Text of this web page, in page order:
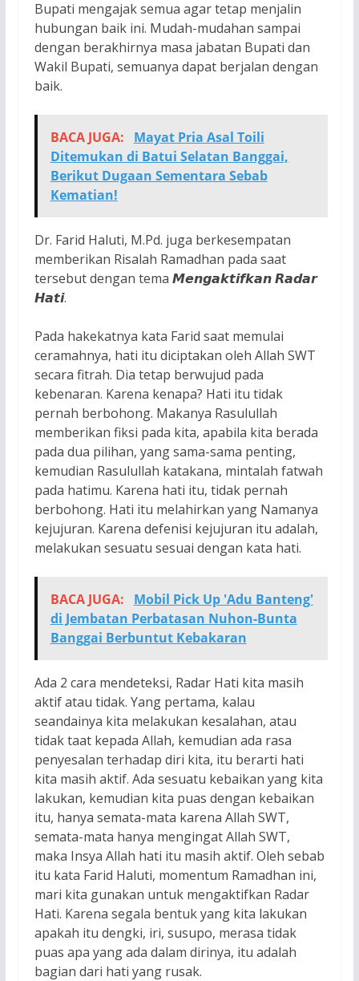
Bupati mengajak semua agar tetap menjalin
hubungan baik ini. Mudah-mudahan sampai
dengan berakhirnya masa jabatan Bupati dan
Wakil Bupati, semuanya dapat berjalan dengan
baik.
BACA JUGA:
Mayat Pria Asal Toili
Ditemukan di Batui Selatan Banggai,
Berikut Dugaan Sementara Sebab
Kematian!
Dr. Farid Haluti, M.Pd. juga berkesempatan
memberikan Risalah Ramadhan pada saat
tersebut dengan tema 𝙈𝙚𝙣𝙜𝙖𝙠𝙩𝙞𝙛𝙠𝙖𝙣 𝙍𝙖𝙙𝙖𝙧
𝙃𝙖𝙩𝙞.
Pada hakekatnya kata Farid saat memulai
ceramahnya, hati itu diciptakan oleh Allah SWT
secara fitrah. Dia tetap berwujud pada
kebenaran. Karena kenapa? Hati itu tidak
pernah berbohong. Makanya Rasulullah
memberikan fiksi pada kita, apabila kita berada
pada dua pilihan, yang sama-sama penting,
kemudian Rasulullah katakana, mintalah fatwah
pada hatimu. Karena hati itu, tidak pernah
berbohong. Hati itu melahirkan yang Namanya
kejujuran. Karena defenisi kejujuran itu adalah,
melakukan sesuatu sesuai dengan kata hati.
BACA JUGA:
Mobil Pick Up 'Adu Banteng'
di Jembatan Perbatasan Nuhon-Bunta
Banggai Berbuntut Kebakaran
Ada 2 cara mendeteksi, Radar Hati kita masih
aktif atau tidak. Yang pertama, kalau
seandainya kita melakukan kesalahan, atau
tidak taat kepada Allah, kemudian ada rasa
penyesalan terhadap diri kita, itu berarti hati
kita masih aktif. Ada sesuatu kebaikan yang kita
lakukan, kemudian kita puas dengan kebaikan
itu, hanya semata-mata karena Allah SWT,
semata-mata hanya mengingat Allah SWT,
maka Insya Allah hati itu masih aktif. Oleh sebab
itu kata Farid Haluti, momentum Ramadhan ini,
mari kita gunakan untuk mengaktifkan Radar
Hati. Karena segala bentuk yang kita lakukan
apakah itu dengki, iri, susupo, merasa tidak
puas apa yang ada dalam dirinya, itu adalah
bagian dari hati yang rusak.